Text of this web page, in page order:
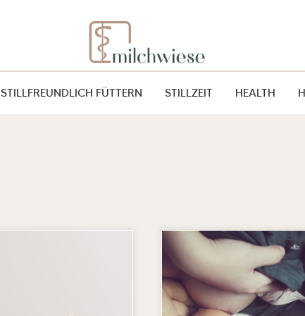
STILLFREUNDLICH FÜTTERN STILLZEIT HEALTH